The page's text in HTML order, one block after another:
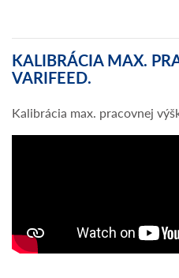
KALIBRÁCIA MAX.
VARIFEED.
Kalibrácia max. pracovnej